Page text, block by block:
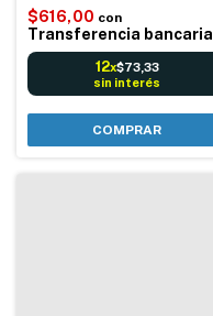
$616,00 con
Transferencia bancaria
12x$73,33
sin interés
COMPRAR